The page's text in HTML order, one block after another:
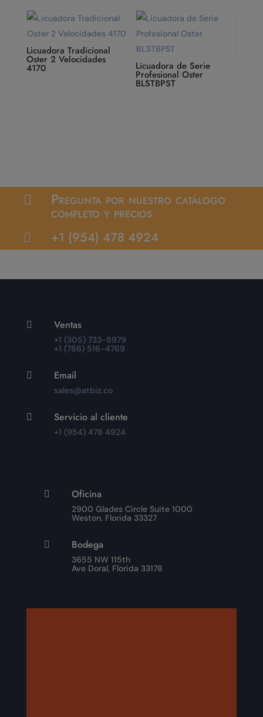
Licuadora Tradicional
Oster 2 Velocidades
4170 Licuadora de Serie
Profesional Oster
BLSTBPST
 Pregunta por nuestro catálogo
completo y precios
 +1 (954) 478 4924
 Ventas
+1 (305) 733-8979
+1 (786) 516-4769
 Email
sales@atbiz.co
 Servicio al cliente
+1 (954) 478 4924
 Oficina
2900 Glades Circle Suite 1000
Weston, Florida 33327
 Bodega
3655 NW 115th
Ave Doral, Florida 33178